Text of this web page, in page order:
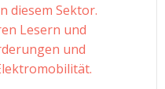
diesem Sektor.
Lesern und
und